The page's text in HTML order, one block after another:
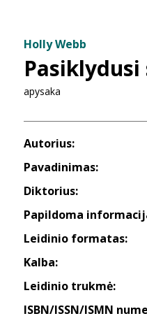
Holly Webb
Pasiklydusi
apysaka
Autorius:
Pavadinimas:
Diktorius:
Papildoma
Leidinio formatas:
Kalba:
Leidinio trukmė:
ISBN/ISSN/ISMN